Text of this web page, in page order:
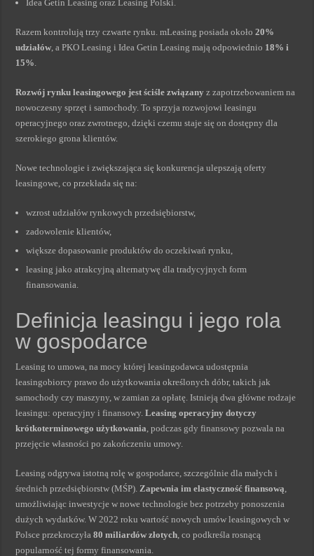
Idea Getin Leasing oraz Leasing Polski.
Razem kontrolują trzy czwarte rynku. mLeasing posiada około20%
udziałów, a PKO Leasing i Idea Getin Leasing mają odpowiednio 18% i
15%.
Rozwój rynku leasingowego jest ściśle związany z zapotrzebowaniem na
nowoczesny sprzęt i samochody. To sprzyja rozwojowi leasingu
operacyjnego oraz zwrotnego, dzięki czemu staje się on dostępny dla
szerokiego grona klientów.
Nowe technologie i zwiększająca się konkurencja ulepszają oferty
leasingowe, co przekłada się na:
wzrost udziałów rynkowych przedsiębiorstw,
zadowolenie klientów,
większe dopasowanie produktów do oczekiwań rynku,
leasing jako atrakcyjną alternatywę dla tradycyjnych form
finansowania.
Definicja leasingu i jego rola
w gospodarce
Leasing to umowa, na mocy której leasingodawca udostępnia
leasingobiorcy prawo do użytkowania określonych dóbr, takich jak
samochody czy maszyny, w zamian za opłatę. Istnieją dwa główne rodzaje
leasingu: operacyjny i finansowy.Leasing operacyjny dotyczy
krótkoterminowego użytkowania, podczas gdy finansowy pozwala na
przejęcie własności po zakończeniu umowy.
Leasing odgrywa istotną rolę w gospodarce, szczególnie dla małych i
średnich przedsiębiorstw (MŚP).Zapewnia im elastyczność finansową,
umożliwiając inwestycje w nowe technologie bez potrzeby ponoszenia
dużych wydatków. W 2022 roku wartość nowych umów leasingowych w
Polsce przekroczyła80 miliardów złotych, co podkreśla rosnącą
popularność tej formy finansowania.